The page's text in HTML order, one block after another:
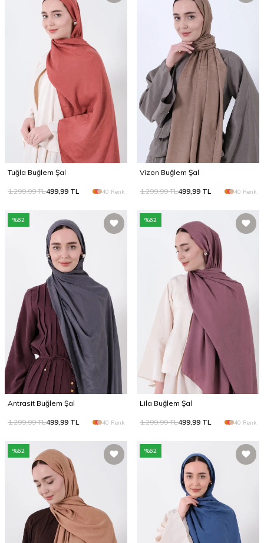
Tuğla Buğlem Şal
1.299,99TL499,99 TL 40 Renk
Vizon Buğlem Şal
1.299,99TL499,99 TL 40 Renk
%62
Antrasit Buğlem Şal
1.299,99TL499,99 TL 40 Renk
%62
Lila Buğlem Şal
1.299,99TL499,99 TL 40 Renk
%62 %62